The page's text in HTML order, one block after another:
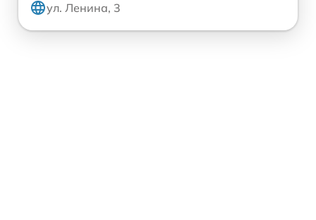
ул. Ленина, 3